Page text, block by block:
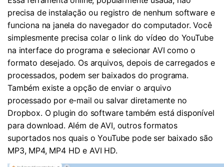
precisa de instalação ou registro de nenhum software e
funciona na janela do navegador do computador. Você
simplesmente precisa colar o link do vídeo do YouTube
na interface do programa e selecionar AVI como o
formato desejado. Os arquivos, depois de carregados e
processados, ​​podem ser baixados do programa.
Também existe a opção de enviar o arquivo
processado por e-mail ou salvar diretamente no
Dropbox. O plugin do software também está disponível
para download. Além de AVI, outros formatos
suportados nos quais o YouTube pode ser baixado são
MP3, MP4, MP4 HD e AVI HD.